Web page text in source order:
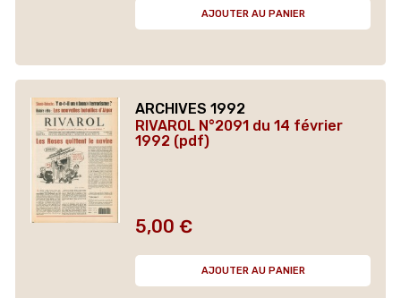
AJOUTER AU PANIER
ARCHIVES 1992
RIVAROL N°2091 du 14 février
1992 (pdf)
Prix
5,00 €
AJOUTER AU PANIER